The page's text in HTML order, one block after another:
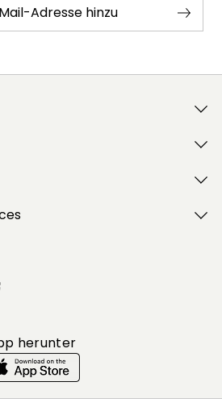
Adresse hinzu
herunter